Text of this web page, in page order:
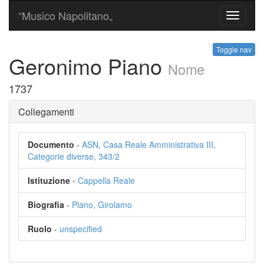
Toggle
“Musico Napolitano„
Toggle nav
Geronimo Piano Nome
1737
Collegamenti
Documento - ASN, Casa Reale Amministrativa III,
Categorie diverse, 343/2
Istituzione - Cappella Reale
Biografia - Piano, Girolamo
Ruolo - unspecified